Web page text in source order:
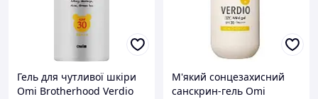
Гель для чутливої шкіри
Omi Brotherhood Verdio
М'який сонцезахисний
санскрин-гель Omi